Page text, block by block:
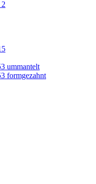
ummantelt
formgezahnt